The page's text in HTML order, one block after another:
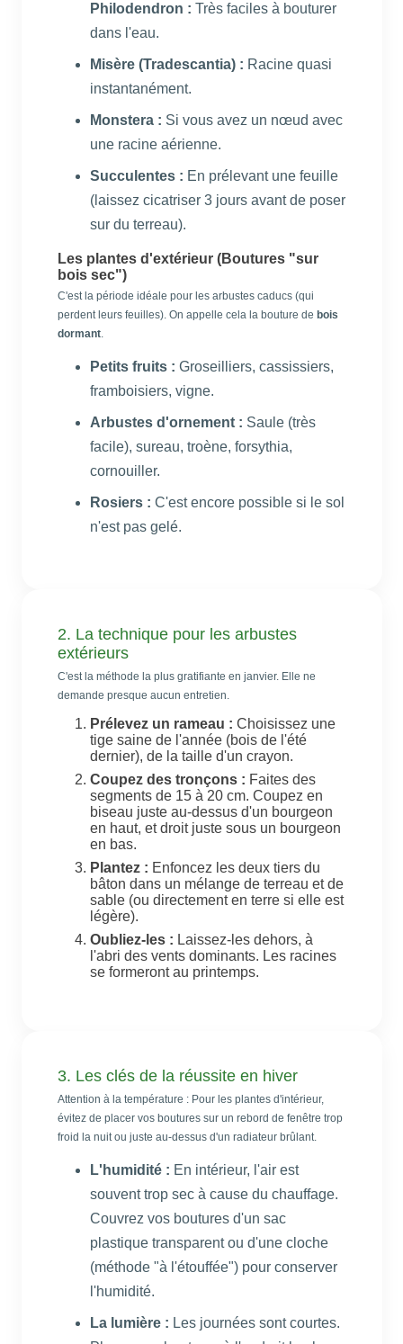
Philodendron : Très faciles à bouturer
dans l'eau.
Misère (Tradescantia) : Racine quasi
instantanément.
Monstera : Si vous avez un nœud avec
une racine aérienne.
Succulentes : En prélevant une feuille
(laissez cicatriser 3 jours avant de poser
sur du terreau).
Les plantes d'extérieur (Boutures "sur
bois sec")
C'est la période idéale pour les arbustes caducs (qui
perdent leurs feuilles). On appelle cela la bouture de bois
dormant.
Petits fruits : Groseilliers, cassissiers,
framboisiers, vigne.
Arbustes d'ornement : Saule (très
facile), sureau, troène, forsythia,
cornouiller.
Rosiers : C'est encore possible si le sol
n'est pas gelé.
2. La technique pour les arbustes
extérieurs
C'est la méthode la plus gratifiante en janvier. Elle ne
demande presque aucun entretien.
Prélevez un rameau : Choisissez une
tige saine de l'année (bois de l'été
dernier), de la taille d'un crayon.
Coupez des tronçons : Faites des
segments de 15 à 20 cm. Coupez en
biseau juste au-dessus d'un bourgeon
en haut, et droit juste sous un bourgeon
en bas.
Plantez : Enfoncez les deux tiers du
bâton dans un mélange de terreau et de
sable (ou directement en terre si elle est
légère).
Oubliez-les : Laissez-les dehors, à
l'abri des vents dominants. Les racines
se formeront au printemps.
3. Les clés de la réussite en hiver
Attention à la température : Pour les plantes d'intérieur,
évitez de placer vos boutures sur un rebord de fenêtre trop
froid la nuit ou juste au-dessus d'un radiateur brûlant.
L'humidité : En intérieur, l'air est
souvent trop sec à cause du chauffage.
Couvrez vos boutures d'un sac
plastique transparent ou d'une cloche
(méthode "à l'étouffée") pour conserver
l'humidité.
La lumière : Les journées sont courtes.